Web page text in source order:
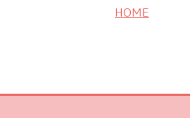
HOME